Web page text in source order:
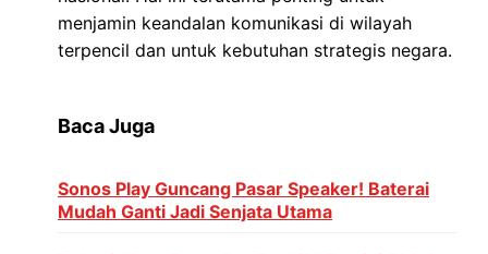
menjamin keandalan komunikasi di wilayah
terpencil dan untuk kebutuhan strategis negara.
Baca Juga
Sonos Play Guncang Pasar Speaker! Baterai
Mudah Ganti Jadi Senjata Utama